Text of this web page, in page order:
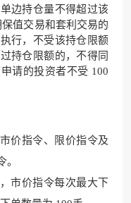
边持仓量不得超过该
值交易和套利交易的
行，不受该持仓限额
持仓限额的，不得同
请的投资者不受 100
价指令、限价指令及
市价指令每次最大下